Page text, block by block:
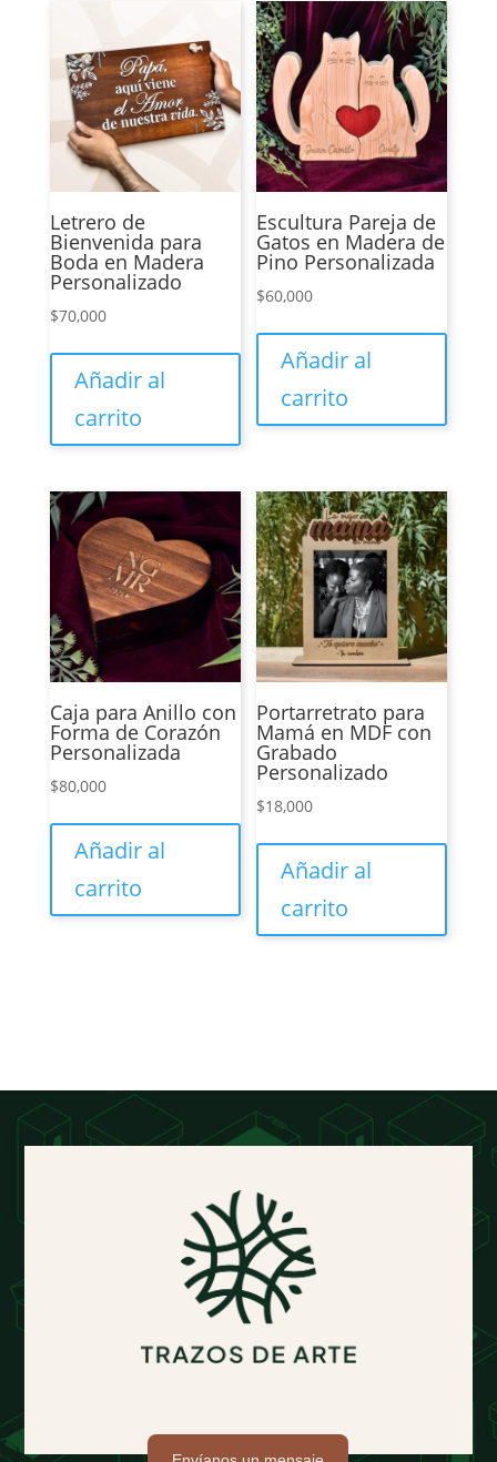
Letrero de
Bienvenida para
Boda en Madera
Personalizado
$70,000
Añadir al
carrito
Escultura Pareja de
Gatos en Madera de
Pino Personalizada
$60,000
Añadir al
carrito
Caja para Anillo con
Forma de Corazón
Personalizada
$80,000
Añadir al
carrito
Portarretrato para
Mamá en MDF con
Grabado
Personalizado
$18,000
Añadir al
carrito